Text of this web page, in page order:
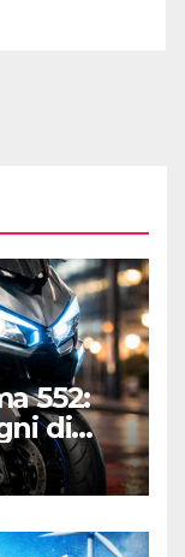
552:
di